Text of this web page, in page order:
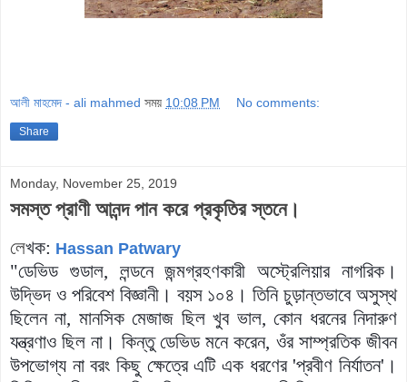
আলী মাহমেদ - ali mahmed সময় 10:08 PM No comments:
Share
Monday, November 25, 2019
সমস্ত প্রাণী আনন্দ পান করে প্রকৃতির স্তনে।
লেখক: Hassan Patwary
"ডেভিড গুডাল, লন্ডনে জন্মগ্রহণকারী অস্ট্রেলিয়ার নাগরিক।
উদ্ভিদ ও পরিবেশ বিজ্ঞানী। বয়স ১০৪। তিনি চুড়ান্তভাবে অসুস্থ
ছিলেন না, মানসিক মেজাজ ছিল খুব ভাল, কোন ধরনের নিদারুণ
যন্ত্রণাও ছিল না। কিন্তু ডেভিড মনে করেন, ওঁর সাম্প্রতিক জীবন
উপভোগ্য না বরং কিছু ক্ষেত্রে এটি এক ধরণের 'প্রবীণ নির্যাতন'।